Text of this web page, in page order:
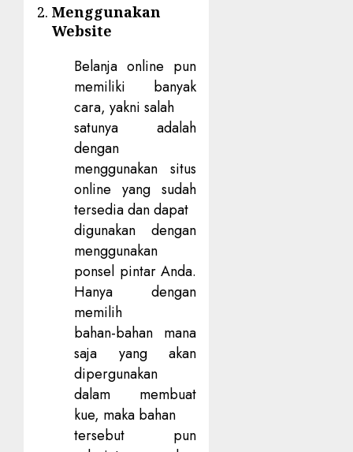
Menggunakan
Website
Belanja online pun
memiliki banyak
cara, yakni salah
satunya adalah
dengan
menggunakan situs
online yang sudah
tersedia dan dapat
digunakan dengan
menggunakan
ponsel pintar Anda.
Hanya dengan
memilih
bahan-bahan mana
saja yang akan
dipergunakan
dalam membuat
kue, maka bahan
tersebut pun